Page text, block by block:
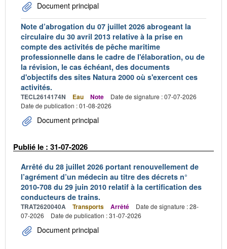
Document principal
Note d’abrogation du 07 juillet 2026 abrogeant la
circulaire du 30 avril 2013 relative à la prise en
compte des activités de pêche maritime
professionnelle dans le cadre de l'élaboration, ou de
la révision, le cas échéant, des documents
d'objectifs des sites Natura 2000 où s'exercent ces
activités.
TECL2614174N Eau Note
Date de signature : 07-07-2026
Date de publication : 01-08-2026
Document principal
Publié le : 31-07-2026
Arrêté du 28 juillet 2026 portant renouvellement de
l’agrément d’un médecin au titre des décrets n°
2010-708 du 29 juin 2010 relatif à la certification des
conducteurs de trains.
TRAT2620040A Transports Arrêté
Date de signature : 28-
07-2026
Date de publication : 31-07-2026
Document principal